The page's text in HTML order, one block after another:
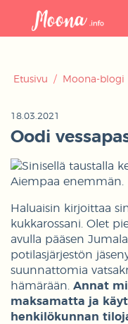
Etusivu / Moona-blogi
18.03.2021
Oodi
Haluaisin kirjoittaa
kukkarossani. Olet
avulla pääsen
potilasjärjestön
suunnattomia
hämärään. Annat
maksamatta ja
henkilökunnan